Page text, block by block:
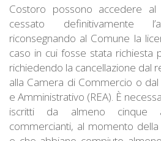
Costoro possono accedere
cessato definitivamente
riconsegnando al Comune la
caso in cui fosse stata richiesta
richiedendo la cancellazione dal
alla Camera di Commercio o
e Amministrativo (REA). È
iscritti da almeno cinque
commercianti, al momento della